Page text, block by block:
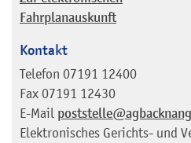
Fahrplanauskunft
Kontakt
Telefon 07191 12400
Fax 07191 12430
E-Mail
Elektronisches Gerichts- und